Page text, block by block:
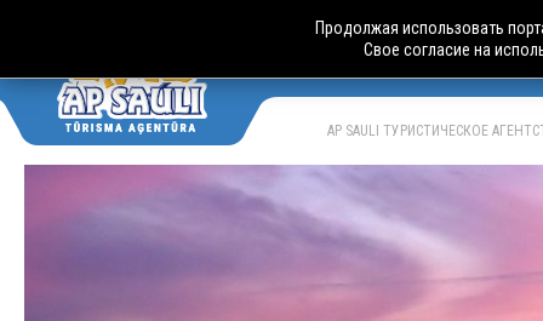
AP SAULI ТУРИСТИЧЕСКОЕ
Продолжая использовать
Свое согласие на